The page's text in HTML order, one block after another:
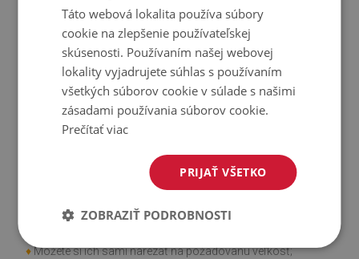
Hrúbka obkladu (dlažby): 1,6 mm
Použitie
Interiéry izieb;
Steny, podlahy, stropy;
Môže sa lepiť na panely, obklady, kov alebo farbu.
♦Môžete si ich sami narezať na požadovanú veľkosť;
Táto webová lokalita používa súbory
cookie na zlepšenie používateľskej
skúsenosti. Používaním našej webovej
lokality vyjadrujete súhlas s používaním
všetkých súborov cookie v súlade s našimi
zásadami používania súborov cookie.
Prečítať viac
PRIJAŤ VŠETKO
ZOBRAZIŤ PODROBNOSTI